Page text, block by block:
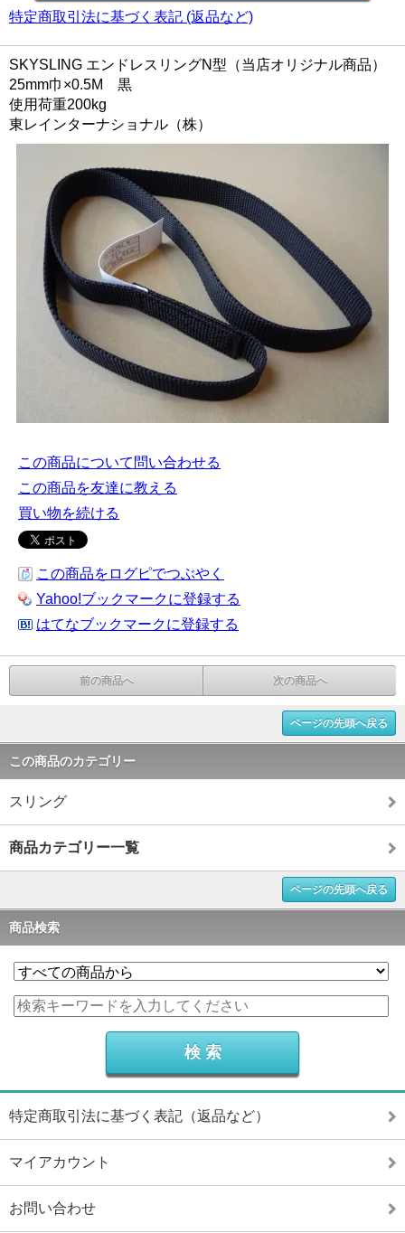
特定商取引法に基づく表記 (返品など)
SKYSLING エンドレスリングN型（当店オリジナル商品）
25mm巾×0.5M 黒
使用荷重200kg
東レインターナショナル（株）
この商品について問い合わせる
この商品を友達に教える
買い物を続ける
この商品をログピでつぶやく
Yahoo!ブックマークに登録する
はてなブックマークに登録する
前の商品へ 次の商品へ
ページの先頭へ戻る
この商品のカテゴリー
スリング
商品カテゴリー一覧
ページの先頭へ戻る
商品検索
特定商取引法に基づく表記（返品など）
マイアカウント
お問い合わせ